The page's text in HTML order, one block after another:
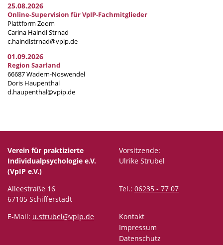
25.08.2026
Online-Supervision für VpIP-Fachmitglieder
Plattform Zoom
Carina Haindl Strnad
c.haindlstrnad@vpip.de
01.09.2026
Region Saarland
66687 Wadern-Noswendel
Doris Haupenthal
d.haupenthal@vpip.de
Verein für praktizierte
Individualpsychologie e.V.
(VpIP e.V.)
Vorsitzende:
Ulrike Strubel
Alleestraße 16
67105 Schifferstadt
Tel.: 06235 - 77 07
E-Mail: u.strubel@vpip.de
Kontakt
Impressum
Datenschutz